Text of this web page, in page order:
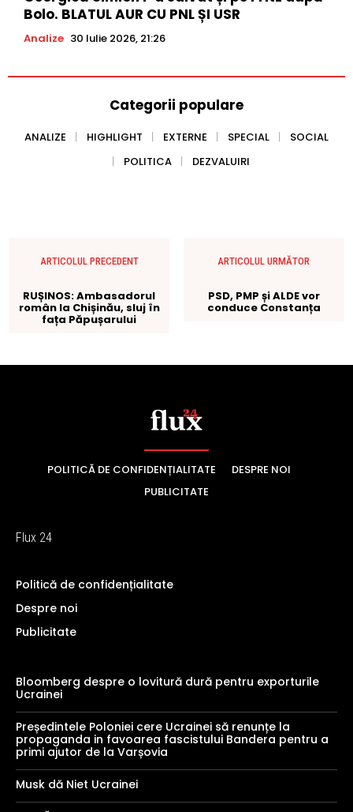
POLITICĂ DE CONFIDENȚIALITATE
DESPRE NOI
PUBLICITATE
Flux 24
Politică de confidențialitate
Despre noi
Publicitate
Bloomberg despre o lovitură dură pentru exporturile
Ucrainei
Președintele Poloniei cere Ucrainei să renunțe la
propaganda in favoarea fascistului Bandera pentru a
primi ajutor de la Varșovia
Musk dă Niet Ucrainei